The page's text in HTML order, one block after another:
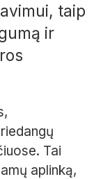
taip
ir
Tai
aplinką,